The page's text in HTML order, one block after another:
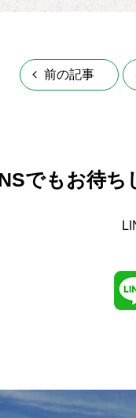
前の記事
でもお待ち